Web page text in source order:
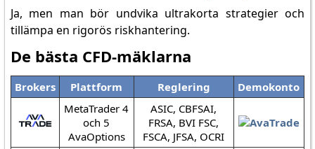
Ja, men man bör undvika ultrakorta strategier och
tillämpa en rigorös riskhantering.
De bästa CFD-mäklarna
Brokers Plattform Reglering
Demokonto
MetaTrader 4
och 5
AvaOptions
ASIC, CBFSAI,
FRSA, BVI FSC,
FSCA, JFSA, OCRI